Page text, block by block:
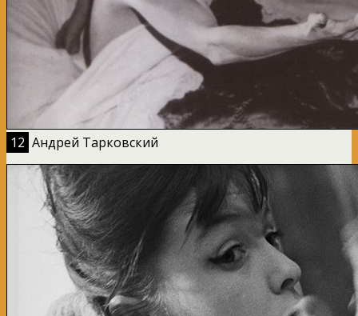
12 Андрей Тарковский